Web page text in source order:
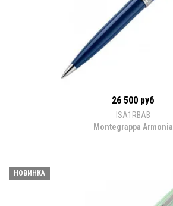
26 500 руб
ISA1RBAB
Montegrappa Armonia
НОВИНКА